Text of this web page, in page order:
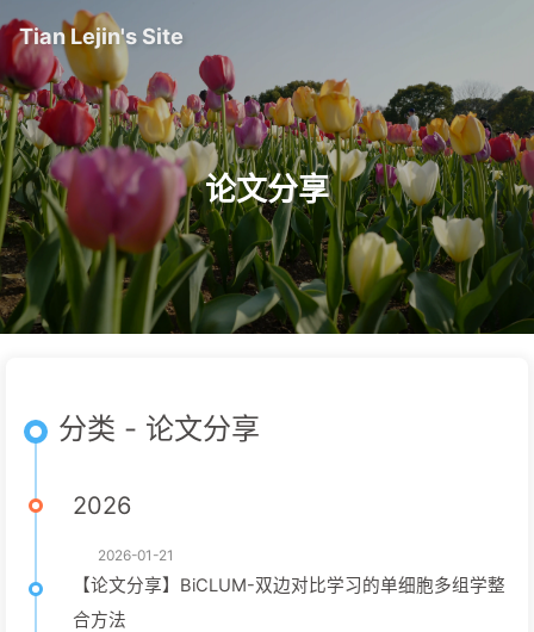
Tian Lejin's Site
论文分享
分类 - 论文分享
2026
2026-01-21
【论文分享】BiCLUM-双边对比学习的单细胞多组学整
合方法